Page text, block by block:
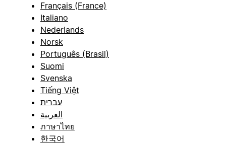
Français (France)
Italiano
Nederlands
Norsk
Português (Brasil)
Suomi
Svenska
Tiếng Việt
עברית
العربية
ภาษาไทย
한국어